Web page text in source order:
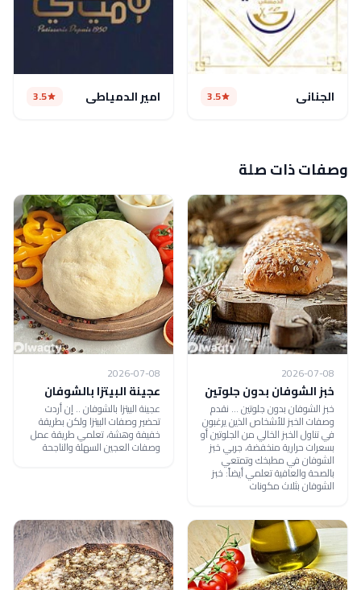
الجناني 3.5 امير الدمياطي 3.5
وصفات ذات صلة
2026-07-08
خبز الشوفان بدون جلوتين
خبز الشوفان بدون جلوتين ... نقدم
وصفات الخبز للأشخاص الذين يرغبون
في تناول الخبز الخالي من الجلوتين أو
بسعرات حرارية منخفضة، جربي خبز
الشوفان في مطبخك وتمتعي
بالصحة والعافية تعلمي أيضاً: خبز
الشوفان بثلاث مكونات
2026-07-08
عجينة البيتزا بالشوفان
عجينة البيتزا بالشوفان .. إن أردت
تحضير وصفات البيتزا ولكن بطريقة
خفيفة وهشة، تعلمي طريقة عمل
وصفات العجين السهلة والناجحة